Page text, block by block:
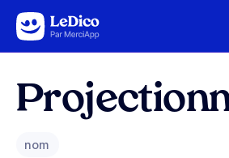
Aller au contenu
nom